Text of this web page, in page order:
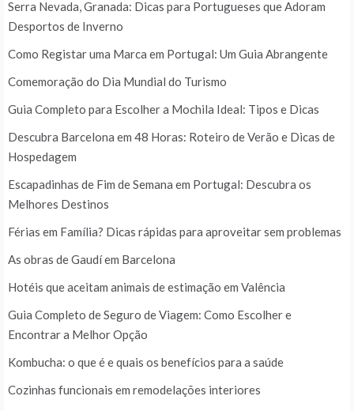
Serra Nevada, Granada: Dicas para Portugueses que Adoram
Desportos de Inverno
Como Registar uma Marca em Portugal: Um Guia Abrangente
Comemoração do Dia Mundial do Turismo
Guia Completo para Escolher a Mochila Ideal: Tipos e Dicas
Descubra Barcelona em 48 Horas: Roteiro de Verão e Dicas de
Hospedagem
Escapadinhas de Fim de Semana em Portugal: Descubra os
Melhores Destinos
Férias em Família? Dicas rápidas para aproveitar sem problemas
As obras de Gaudí em Barcelona
Hotéis que aceitam animais de estimação em Valência
Guia Completo de Seguro de Viagem: Como Escolher e
Encontrar a Melhor Opção
Kombucha: o que é e quais os benefícios para a saúde
Cozinhas funcionais em remodelações interiores